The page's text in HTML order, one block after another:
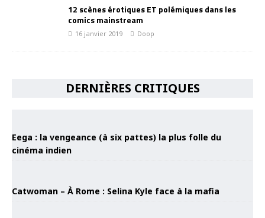
12 scènes érotiques ET polémiques dans les
comics mainstream
16 janvier 2019 Doop
DERNIÈRES CRITIQUES
Eega : la vengeance (à six pattes) la plus folle du
cinéma indien
Catwoman – À Rome : Selina Kyle face à la mafia